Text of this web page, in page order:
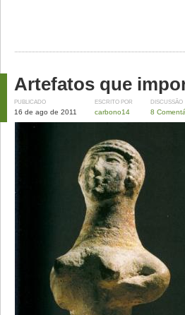
Artefatos que
PUBLICADO
16 de ago de 2011
ESCRITO POR
carbono14
DISCUSSÃO
8